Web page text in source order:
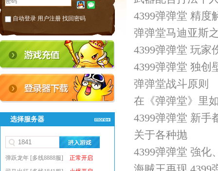
自动登录 用户注册 找回密码
选择服务器
弹跃龙年 [多线8888服]
正常开启
4399弹弹堂 精度
弹弹堂马迪亚斯
4399弹弹堂 玩家
4399弹弹堂 独创
弹弹堂战斗原则
在《弹弹堂》里
4399弹弹堂 新手
关于各种抛
4399弹弹堂 強化